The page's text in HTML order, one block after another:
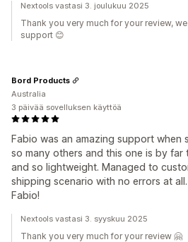
Nextools vastasi 3. joulukuu 2025
Thank you very much for your review,
support 😊
Fabio was an amazing support when
so many others and this one is by far
and so lightweight. Managed to
shipping scenario with no errors at
Fabio!
Bord Products
Australia
3 päivää sovelluksen käyttöä
Nextools vastasi 3. syyskuu 2025
Thank you very much for your review 🤗